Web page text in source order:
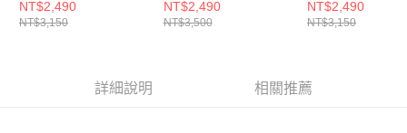
步鞋 HJ1101003
NT$2,490
NT$3,150
NT$2,490
NT$3,500
步鞋 HJ1101102
NT$2,490
NT$3,150
詳細說明 相關推薦